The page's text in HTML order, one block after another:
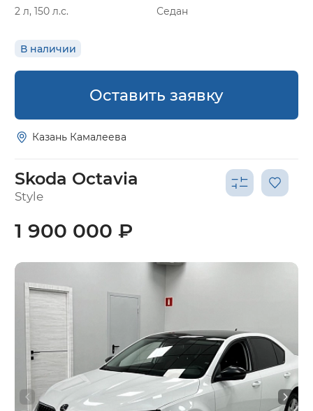
2 л, 150 л.с.
Седан
В наличии
Оставить заявку
Казань Камалеева
Skoda Octavia
Style
1 900 000 ₽